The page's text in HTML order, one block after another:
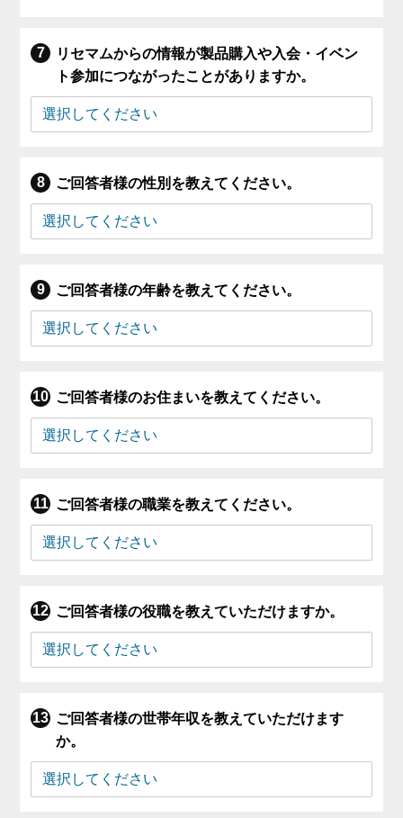
リセマムからの情報が製品購入や入会・イベン
ト参加につながったことがありますか。
ご回答者様の性別を教えてください。
ご回答者様の年齢を教えてください。
ご回答者様のお住まいを教えてください。
ご回答者様の職業を教えてください。
ご回答者様の役職を教えていただけますか。
ご回答者様の世帯年収を教えていただけます
か。